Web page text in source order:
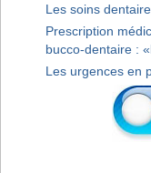
Les soins
Prescription
bucco-dentaire :
Les urgences en